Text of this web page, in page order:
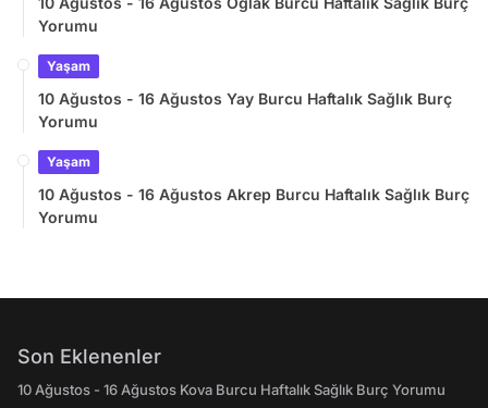
Yorumu
Yaşam
10 Ağustos - 16 Ağustos Yay Burcu Haftalık Sağlık Burç
Yorumu
Yaşam
10 Ağustos - 16 Ağustos Akrep Burcu Haftalık Sağlık Burç
Yorumu
Son Eklenenler
10 Ağustos - 16 Ağustos Kova Burcu Haftalık Sağlık Burç Yorumu